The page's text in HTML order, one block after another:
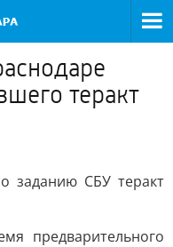
теракт
заданию СБУ теракт
предварительного